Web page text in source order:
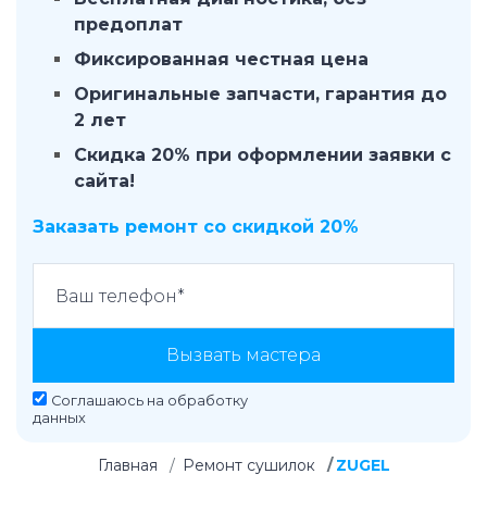
предоплат
Фиксированная честная цена
Оригинальные запчасти, гарантия до
2 лет
Скидка 20% при оформлении заявки с
сайта!
Заказать ремонт со скидкой 20%
Вызвать мастера
Соглашаюсь на обработку
данных
Главная Ремонт сушилок ZUGEL